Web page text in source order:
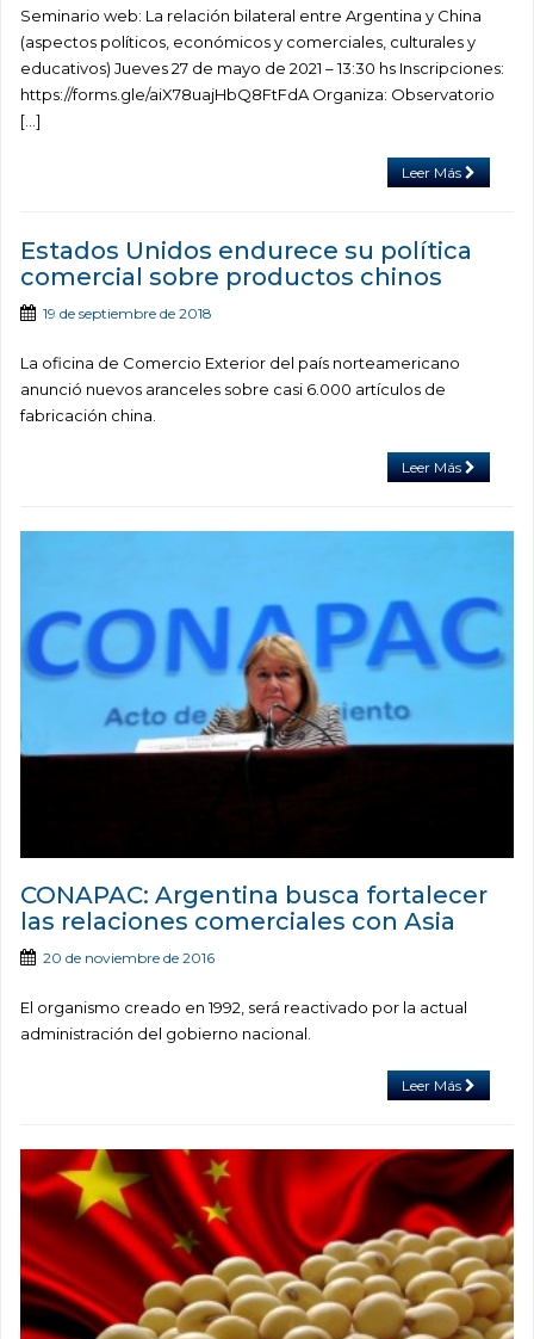
Seminario web: La relación bilateral entre Argentina y China
(aspectos políticos, económicos y comerciales, culturales y
educativos) Jueves 27 de mayo de 2021 – 13:30 hs Inscripciones:
https://forms.gle/aiX78uajHbQ8FtFdA Organiza: Observatorio
[…]
Leer Más
Estados Unidos endurece su política
comercial sobre productos chinos
19 de septiembre de 2018
La oficina de Comercio Exterior del país norteamericano
anunció nuevos aranceles sobre casi 6.000 artículos de
fabricación china.
Leer Más
CONAPAC: Argentina busca fortalecer
las relaciones comerciales con Asia
20 de noviembre de 2016
El organismo creado en 1992, será reactivado por la actual
administración del gobierno nacional.
Leer Más